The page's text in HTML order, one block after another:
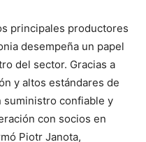
principales productores
desempeña un papel
del sector. Gracias a
y altos estándares de
suministro confiable y
con socios en
Piotr Janota,